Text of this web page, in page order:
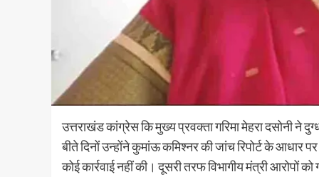
उत्तराखंड कांग्रेस कि मुख्य प्रवक्ता गरिमा मेहरा दसोनी ने
बीते दिनों उन्होंने कुमांऊ कमिश्नर की जांच रिपोर्ट के आधार
कोई कार्रवाई नहीं की। दूसरी तरफ विभागीय मंत्री आरोपों